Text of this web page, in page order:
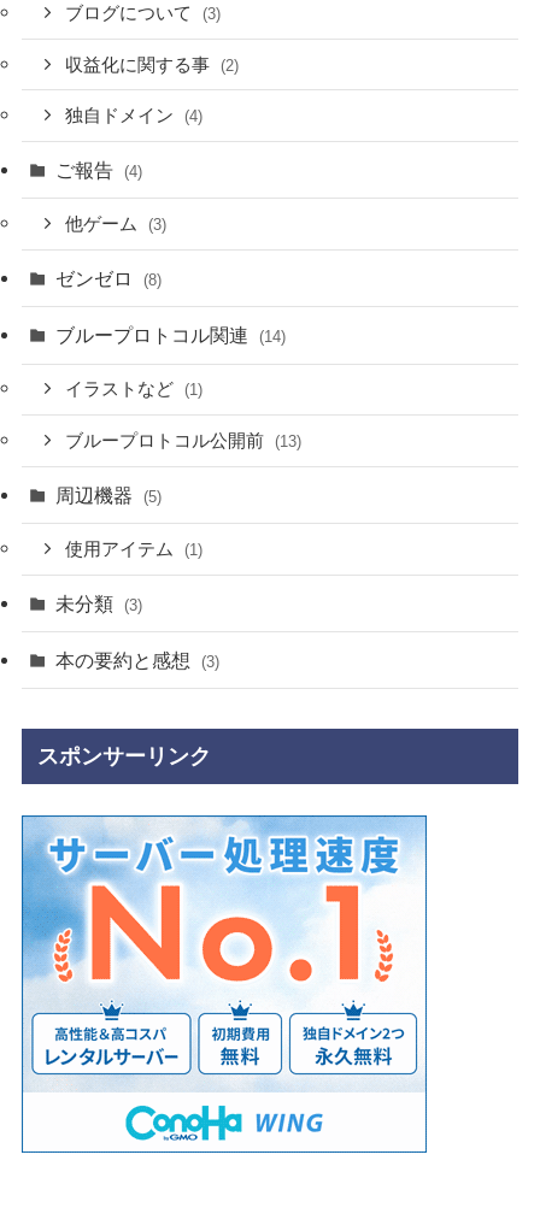
ブログについて (3)
収益化に関する事 (2)
独自ドメイン (4)
ご報告 (4)
他ゲーム (3)
ゼンゼロ (8)
ブループロトコル関連 (14)
イラストなど (1)
ブループロトコル公開前 (13)
周辺機器 (5)
使用アイテム (1)
未分類 (3)
本の要約と感想 (3)
スポンサーリンク